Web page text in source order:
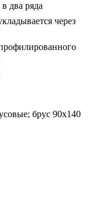
два ряда
через
брус 90х140